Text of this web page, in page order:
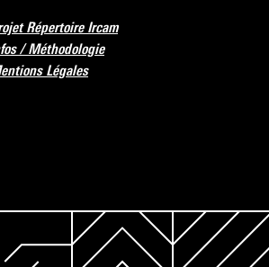
Répertoire Ircam
/ Méthodologie
Légales